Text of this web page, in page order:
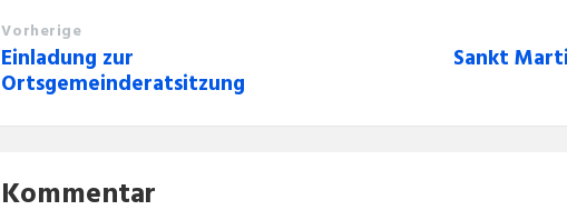
Vorherige
Einladung zur
Ortsgemeinderatsitzung
Sankt
Kommentar